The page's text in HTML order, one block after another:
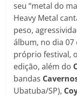
seu “metal do
Heavy Metal
peso,
álbum, no dia
próprio festival,
edição, além do
bandas
Ubatuba/SP),